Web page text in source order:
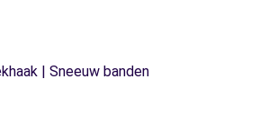
| Sneeuw banden